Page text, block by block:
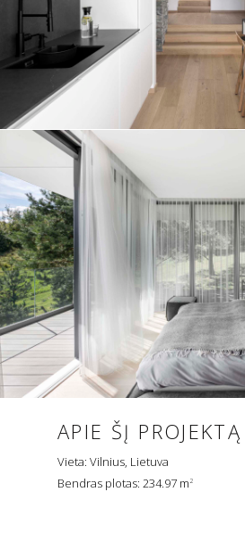
APIE ŠĮ PROJEKTĄ
Vieta: Vilnius, Lietuva
Bendras plotas: 234.97 m 2